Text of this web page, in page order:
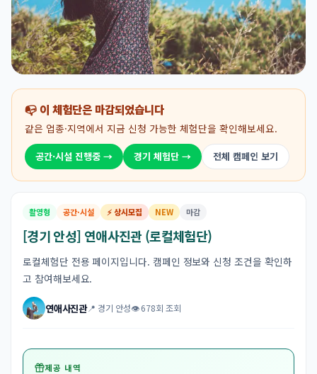
📭 이 체험단은 마감되었습니다
같은 업종·지역에서 지금 신청 가능한 체험단을 확인해보세요.
공간·시설 진행중 → 경기 체험단 → 전체 캠페인 보기
촬영형 공간·시설 ⚡ 상시모집 NEW 마감
[경기 안성] 연애사진관 (로컬체험단)
로컬체험단 전용 페이지입니다. 캠페인 정보와 신청 조건을 확인하
고 참여해보세요.
연애사진관📍 경기 안성👁 678회 조회
제공 내역